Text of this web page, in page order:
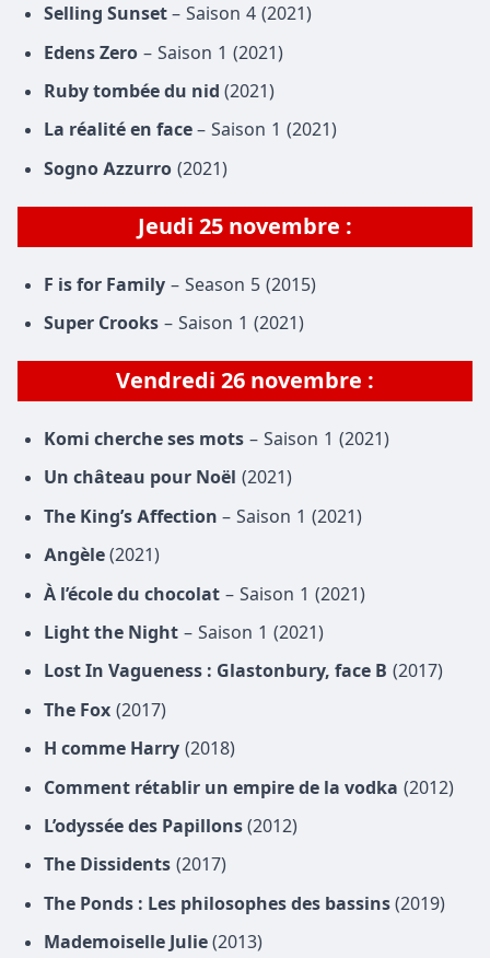
Selling Sunset – Saison 4 (2021)
Edens Zero – Saison 1 (2021)
Ruby tombée du nid (2021)
La réalité en face – Saison 1 (2021)
Sogno Azzurro (2021)
Jeudi 25 novembre :
F is for Family – Season 5 (2015)
Super Crooks – Saison 1 (2021)
Vendredi 26 novembre :
Komi cherche ses mots – Saison 1 (2021)
Un château pour Noël (2021)
The King’s Affection – Saison 1 (2021)
Angèle (2021)
À l’école du chocolat – Saison 1 (2021)
Light the Night – Saison 1 (2021)
Lost In Vagueness : Glastonbury, face B (2017)
The Fox (2017)
H comme Harry (2018)
Comment rétablir un empire de la vodka (2012)
L’odyssée des Papillons (2012)
The Dissidents (2017)
The Ponds : Les philosophes des bassins (2019)
Mademoiselle Julie (2013)